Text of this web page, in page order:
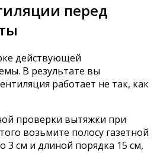
перед
действующей
В результате вы
работает не так, как
проверки вытяжки при
возьмите полосу газетной
3 см и длиной порядка 15 см,